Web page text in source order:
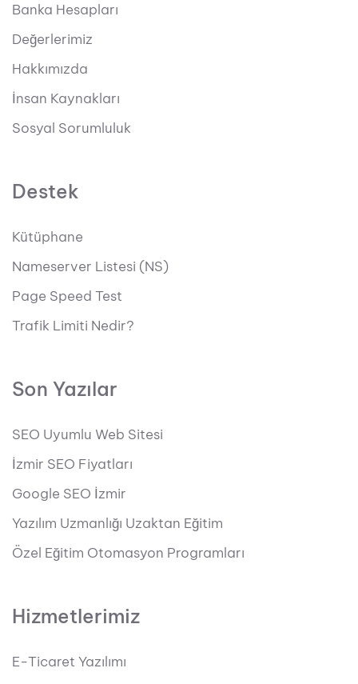
Banka Hesapları
Değerlerimiz
Hakkımızda
İnsan Kaynakları
Sosyal Sorumluluk
Destek
Kütüphane
Nameserver Listesi (NS)
Page Speed Test
Trafik Limiti Nedir?
Son Yazılar
SEO Uyumlu Web Sitesi
İzmir SEO Fiyatları
Google SEO İzmir
Yazılım Uzmanlığı Uzaktan Eğitim
Özel Eğitim Otomasyon Programları
Hizmetlerimiz
E-Ticaret Yazılımı